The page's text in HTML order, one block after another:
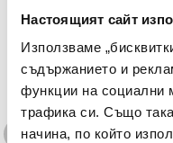
Настоящият сайт
Използваме
съдържанието и
функции на социални
трафика си. Също
начина, по който
Предишна
Western